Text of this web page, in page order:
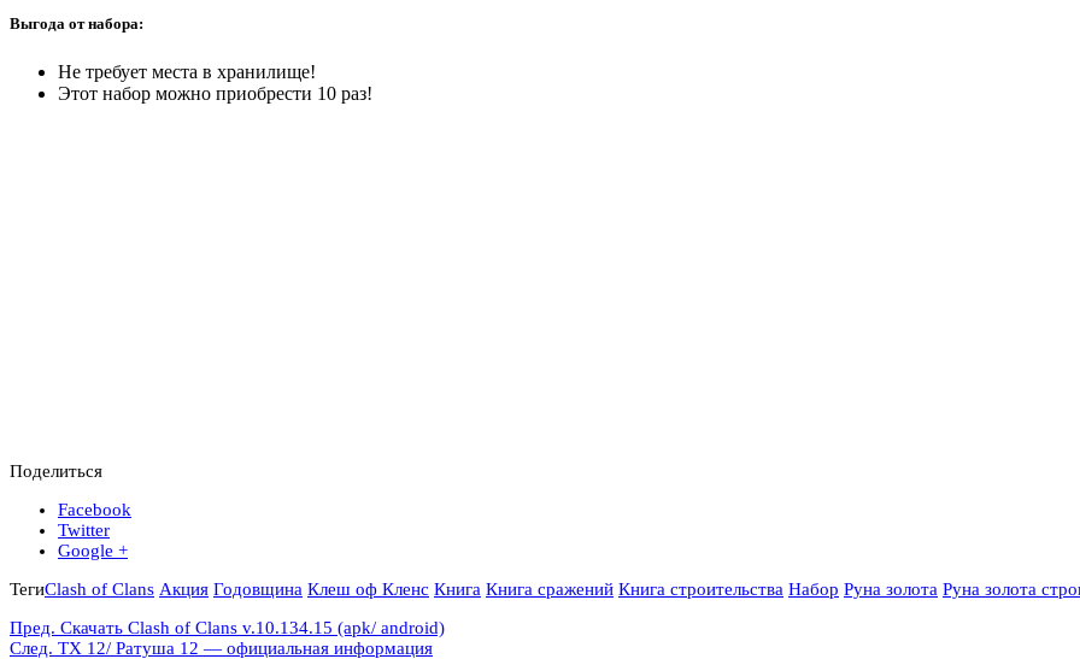
Выгода от набора:
Не требует места в хранилище!
Этот набор можно приобрести 10 раз!
Поделиться
Facebook
Twitter
Google +
ТегиClash of Clans Акция Годовщина Клеш оф Кленс Книга Книга сражений Книга строительства Набор Руна золота Руна золота
Пред. Скачать Clash of Clans v.10.134.15 (apk/ android)
След. ТХ 12/ Ратуша 12 — официальная информация